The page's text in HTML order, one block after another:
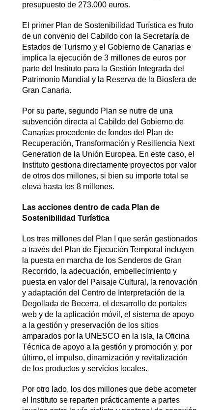
presupuesto de 273.000 euros.
El primer Plan de Sostenibilidad Turística es fruto
de un convenio del Cabildo con la Secretaría de
Estados de Turismo y el Gobierno de Canarias e
implica la ejecución de 3 millones de euros por
parte del Instituto para la Gestión Integrada del
Patrimonio Mundial y la Reserva de la Biosfera de
Gran Canaria.
Por su parte, segundo Plan se nutre de una
subvención directa al Cabildo del Gobierno de
Canarias procedente de fondos del Plan de
Recuperación, Transformación y Resiliencia Next
Generation de la Unión Europea. En este caso, el
Instituto gestiona directamente proyectos por valor
de otros dos millones, si bien su importe total se
eleva hasta los 8 millones.
Las acciones dentro de cada Plan de
Sostenibilidad Turística
Los tres millones del Plan I que serán gestionados
a través del Plan de Ejecución Temporal incluyen
la puesta en marcha de los Senderos de Gran
Recorrido, la adecuación, embellecimiento y
puesta en valor del Paisaje Cultural, la renovación
y adaptación del Centro de Interpretación de la
Degollada de Becerra, el desarrollo de portales
web y de la aplicación móvil, el sistema de apoyo
a la gestión y preservación de los sitios
amparados por la UNESCO en la isla, la Oficina
Técnica de apoyo a la gestión y promoción y, por
último, el impulso, dinamización y revitalización
de los productos y servicios locales.
Por otro lado, los dos millones que debe acometer
el Instituto se reparten prácticamente a partes